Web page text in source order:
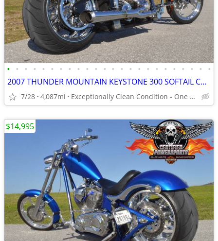
• • • • • • • • • • • • • • • • • • • • • • • •
2007 THUNDER MOUNTAIN KEYSTONE 300 SOFTAIL CHOPPER SCREAMIN EAGLE
7/28 4,087mi Exceptionally Clean Condition - One Owner
$14,995